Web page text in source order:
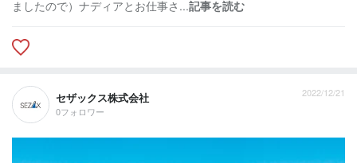
ましたので）ナディアとお仕事さ...記事を読む
セザックス株式会社
0フォロワー
2022/12/21